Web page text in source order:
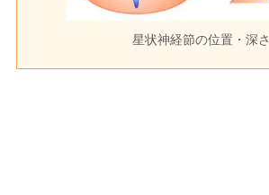
星状神経節の位置・深さ